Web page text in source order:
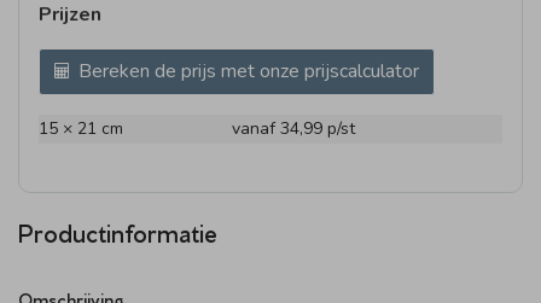
Prijzen
Bereken de prijs met onze prijscalculator
15 × 21 cm vanaf 34,99 p/st
Productinformatie